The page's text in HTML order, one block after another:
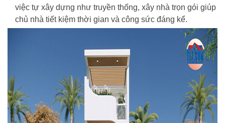
việc tự xây dựng như truyền thống, xây nhà trọn gói giúp
chủ nhà tiết kiệm thời gian và công sức đáng kể.